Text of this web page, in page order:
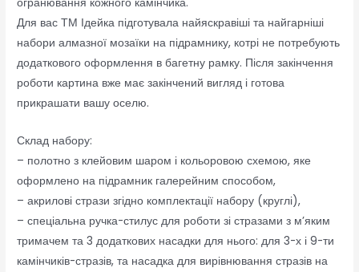
Для вас ТМ Ідейка підготувала найяскравіші та найгарніші
набори алмазної мозаїки на підрамнику, котрі не потребують
додаткового оформлення в багетну рамку. Після закінчення
роботи картина вже має закінчений вигляд і готова
прикрашати вашу оселю.
Склад набору:
– полотно з клейовим шаром і кольоровою схемою, яке
оформлено на підрамник галерейним способом,
– акрилові стрази згідно комплектації набору (круглі),
– спеціальна ручка-стилус для роботи зі стразами з м’яким
тримачем та 3 додаткових насадки для нього: для 3-х і 9-ти
камінчиків-стразів, та насадка для вирівнювання стразів на